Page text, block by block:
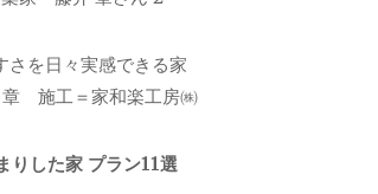
さを日々実感できる家
章 施工＝家和楽工房㈱
りした家 プラン11選